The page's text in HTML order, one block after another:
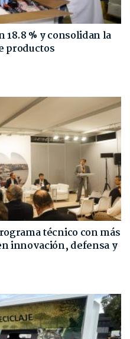
% y consolidan la
productos
técnico con más
innovación, defensa y